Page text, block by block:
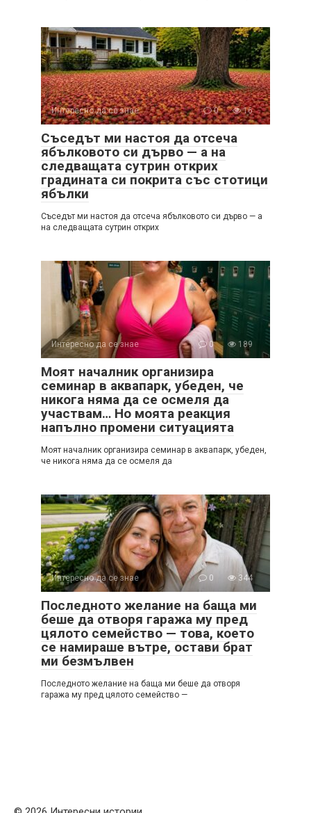
Интересно да се знае 0 16
Съседът ми настоя да отсеча
ябълковото си дърво — а на
следващата сутрин открих
градината си покрита със стотици
ябълки
Съседът ми настоя да отсеча ябълковото си дърво — а
на следващата сутрин открих
Интересно да се знае 0 189
Моят началник организира
семинар в аквапарк, убеден, че
никога няма да се осмеля да
участвам… Но моята реакция
напълно промени ситуацията
Моят началник организира семинар в аквапарк, убеден,
че никога няма да се осмеля да
Интересно да се знае 0 344
Последното желание на баща ми
беше да отворя гаража му пред
цялото семейство — това, което
се намираше вътре, остави брат
ми безмълвен
Последното желание на баща ми беше да отворя
гаража му пред цялото семейство —